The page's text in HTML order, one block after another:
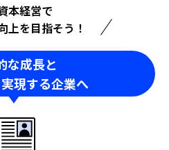
本経営で
上を目指そう！
な成長と
現する企業へ